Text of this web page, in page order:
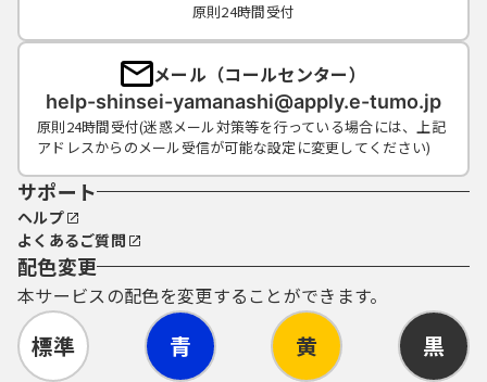
原則24時間受付
メール（コールセンター）
help-shinsei-yamanashi@apply.e-tumo.jp
原則24時間受付(迷惑メール対策等を行っている場合には、上記
アドレスからのメール受信が可能な設定に変更してください)
サポート
ヘルプ
よくあるご質問
配色変更
本サービスの配色を変更することができます。
標準 青 黄 黒